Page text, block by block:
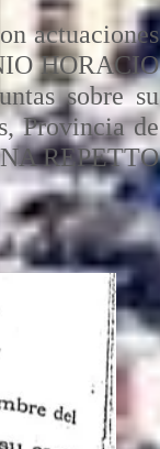
actuaciones
HORACIO
sobre su
Provincia de
REPETTO